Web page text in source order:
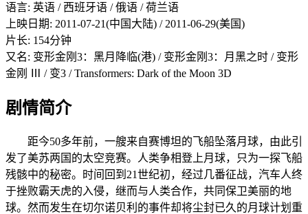
语言: 英语 / 西班牙语 / 俄语 / 荷兰语
上映日期: 2011-07-21(中国大陆) / 2011-06-29(美国)
片长: 154分钟
又名: 变形金刚3：黑月降临(港) / 变形金刚3：月黑之时 / 变形
金刚 Ⅲ / 变3 / Transformers: Dark of the Moon 3D
剧情简介
距今50多年前，一艘来自赛博坦的飞船坠落月球，由此引
发了美苏两国的太空竞赛。人类争相登上月球，只为一探飞船
残骸中的秘密。时间回到21世纪初，经过几番征战，汽车人终
于挫败霸天虎的入侵，继而与人类合作，共同保卫美丽的地
球。然而发生在切尔诺贝利的事件却将尘封已久的月球计划重